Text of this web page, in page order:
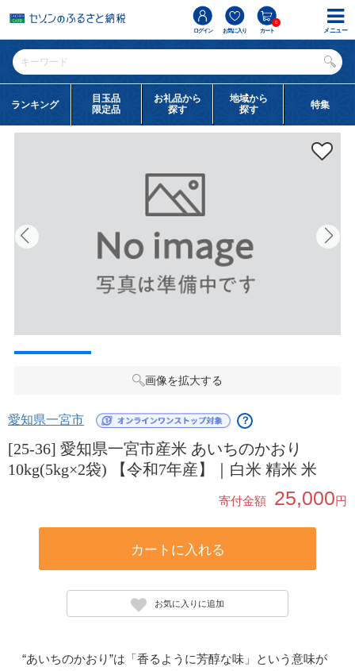
ログイン お気に入り カート
0
ランキング
目玉品
限定品
お礼品から
探す
地域から
探す
特集
画像を拡大する
愛知県一宮市 ？
[25-36] 愛知県一宮市産米 あいちのかおり
10kg(5kg×2袋) 【令和7年産】｜白米 精米 米
寄付金額 25,000円
カートに入れる
お気に入りに追加
“あいちのかおり”は「香るように芳醇な味」という意味が
メニュー